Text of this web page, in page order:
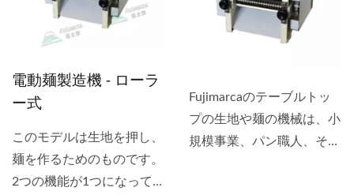
電動麺製造機 - ローラ
ー式
このモデルは生地を押し、
麺を作るためのものです。
2つの機能が1つになってい
Fujimarcaのテーブルトッ
プの生地や麺の機械は、小
規模事業、パン職人、そし